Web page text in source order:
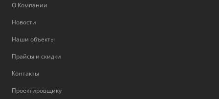
О Компании
Новости
Наши объекты
Прайсы и скидки
Контакты
Проектировщику